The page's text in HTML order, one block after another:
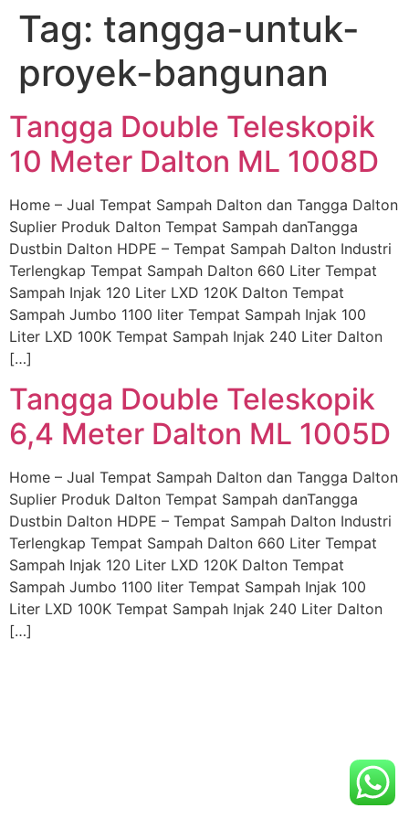
Skip
content
Tag: tangga-untuk-
proyek-bangunan
Tangga Double Teleskopik
10 Meter Dalton ML 1008D
Home – Jual Tempat Sampah Dalton dan Tangga Dalton
Suplier Produk Dalton Tempat Sampah danTangga
Dustbin Dalton HDPE – Tempat Sampah Dalton Industri
Terlengkap Tempat Sampah Dalton 660 Liter Tempat
Sampah Injak 120 Liter LXD 120K Dalton Tempat
Sampah Jumbo 1100 liter Tempat Sampah Injak 100
Liter LXD 100K Tempat Sampah Injak 240 Liter Dalton
[…]
Tangga Double Teleskopik
6,4 Meter Dalton ML 1005D
Home – Jual Tempat Sampah Dalton dan Tangga Dalton
Suplier Produk Dalton Tempat Sampah danTangga
Dustbin Dalton HDPE – Tempat Sampah Dalton Industri
Terlengkap Tempat Sampah Dalton 660 Liter Tempat
Sampah Injak 120 Liter LXD 120K Dalton Tempat
Sampah Jumbo 1100 liter Tempat Sampah Injak 100
Liter LXD 100K Tempat Sampah Injak 240 Liter Dalton
[…]